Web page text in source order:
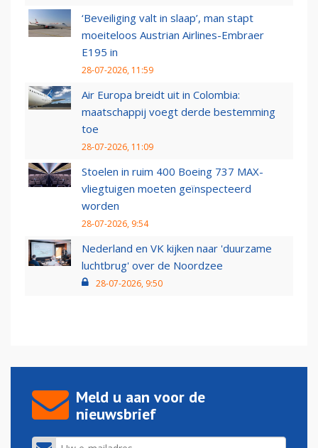
‘Beveiliging valt in slaap’, man stapt
moeiteloos Austrian Airlines-Embraer
E195 in
28-07-2026, 11:59
Air Europa breidt uit in Colombia:
maatschappij voegt derde bestemming
toe
28-07-2026, 11:09
Stoelen in ruim 400 Boeing 737 MAX-
vliegtuigen moeten geïnspecteerd
worden
28-07-2026, 9:54
Nederland en VK kijken naar 'duurzame
luchtbrug' over de Noordzee
28-07-2026, 9:50
Meld u aan voor de
nieuwsbrief